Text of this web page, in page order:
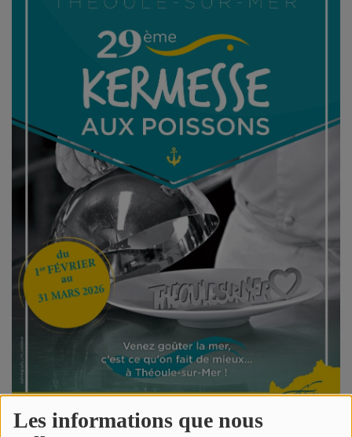
Les informations que nous
Emissions Radio
Emissions TV
Titres diffusés
Diffusions
Podcasts
Jeu concours
Contactez-nous
Se connecter